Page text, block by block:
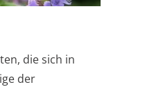
die sich in
der